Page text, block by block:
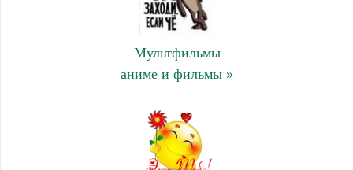
Мультфильмы
аниме и фильмы »